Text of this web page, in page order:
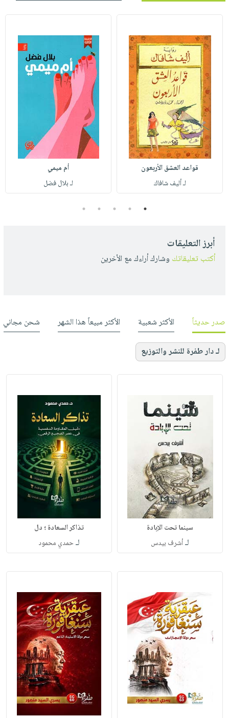
قواعد العشق الأربعون
لـ أليف شافاك
أم ميمي
لـ بلال فضل
1
2
3
4
5
أبرز التعليقات
أكتب تعليقاتك وشارك أراءك مع الأخرين
صدر حديثاً الأكثر شعبية الأكثر مبيعاً هذا الشهر شحن مجاني
لـ دار طفرة للنشر والتوزيع
سينما تحت الإبادة
لـأشرف بيدس
تذاكر السعادة ؛ دل
لـحمدي محمود